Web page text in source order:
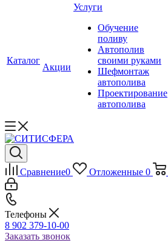
Каталог
Акции
Услуги
Обучение
поливу
Автополив
своими руками
Шефмонтаж
автополива
Проектирование
автополива
Сравнение0 Отложенные 0
Телефоны
8 902 379-10-00
Заказать звонок